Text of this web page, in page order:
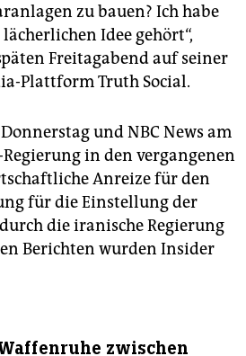
zu bauen? Ich habe
Idee gehört“,
Freitagabend auf seiner
Plattform Truth Social.
und NBC News am
Regierung in den vergangenen
Anreize für den
für die Einstellung der
die iranische Regierung
Berichten wurden Insider
zwischen